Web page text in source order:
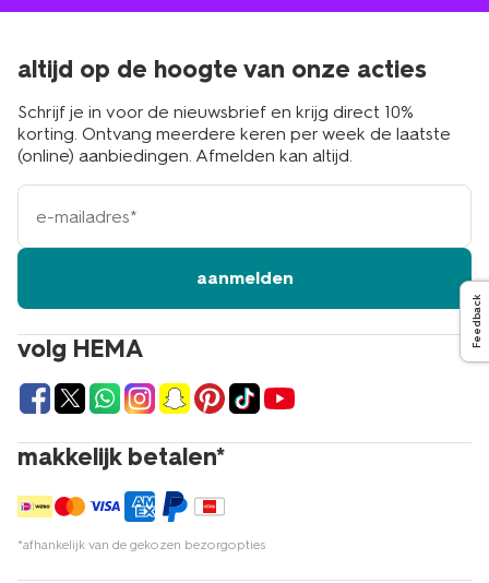
volg HEMA
makkelijk betalen*
*afhankelijk van de gekozen bezorgopties
altijd op de hoogte van onze acties
Schrijf je in voor de nieuwsbrief en krijg direct 10%
korting. Ontvang meerdere keren per week de laatste
(online) aanbiedingen. Afmelden kan altijd.
e-
mailadres
aanmelden
Feedback